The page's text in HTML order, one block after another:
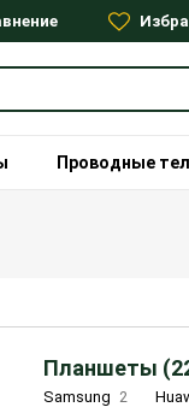
Проводные
Планшеты
Samsung 2